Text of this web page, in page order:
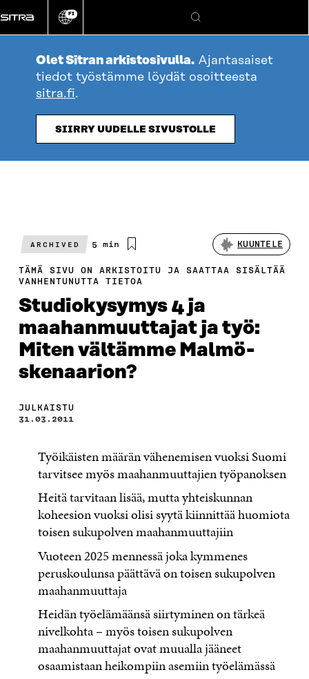
suoraan
sisältöön
Vaihda
kieli
FI
Hae
Olet Sitran arkistosivulla. Ajantasaiset
tiedot työstämme löydät osoitteesta
sitra.fi.
SIIRRY UUDELLE SIVUSTOLLE
ARCHIVED
Arvioitu
5 min KUUNTELE
TÄMÄ SIVU ON ARKISTOITU JA SAATTAA SISÄLTÄÄ
VANHENTUNUTTA TIETOA
Studiokysymys 4 ja
maahanmuuttajat ja työ:
Miten vältämme Malmö-
skenaarion?
JULKAISTU
31.03.2011
Työikäisten määrän vähenemisen vuoksi Suomi
tarvitsee myös maahanmuuttajien työpanoksen
Heitä tarvitaan lisää, mutta yhteiskunnan
koheesion vuoksi olisi syytä kiinnittää huomiota
toisen sukupolven maahanmuuttajiin
Vuoteen 2025 mennessä joka kymmenes
peruskoulunsa päättävä on toisen sukupolven
maahanmuuttaja
Heidän työelämäänsä siirtyminen on tärkeä
nivelkohta – myös toisen sukupolven
maahanmuuttajat ovat muualla jääneet
osaamistaan heikompiin asemiin työelämässä